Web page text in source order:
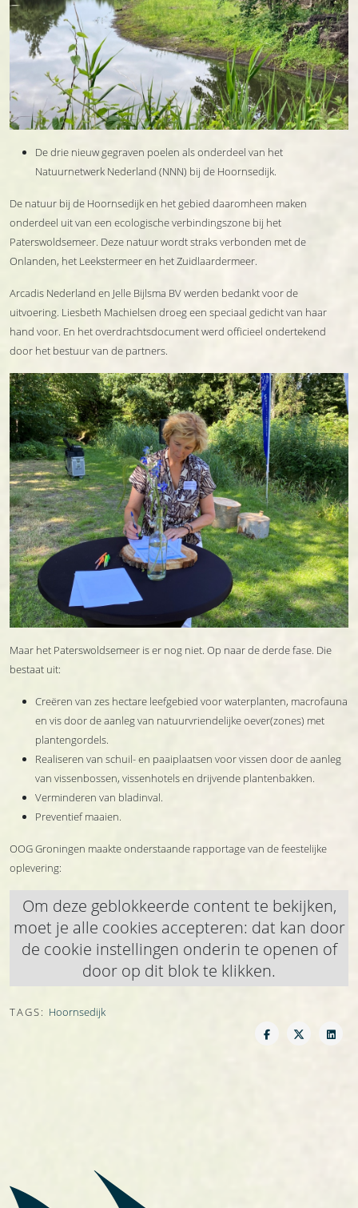
De drie nieuw gegraven poelen als onderdeel van het
Natuurnetwerk Nederland (NNN) bij de Hoornsedijk.
De natuur bij de Hoornsedijk en het gebied daaromheen maken
onderdeel uit van een ecologische verbindingszone bij het
Paterswoldsemeer. Deze natuur wordt straks verbonden met de
Onlanden, het Leekstermeer en het Zuidlaardermeer.
Arcadis Nederland en Jelle Bijlsma BV werden bedankt voor de
uitvoering. Liesbeth Machielsen droeg een speciaal gedicht van haar
hand voor. En het overdrachtsdocument werd officieel ondertekend
door het bestuur van de partners.
Maar het Paterswoldsemeer is er nog niet. Op naar de derde fase. Die
bestaat uit:
Creëren van zes hectare leefgebied voor waterplanten, macrofauna
en vis door de aanleg van natuurvriendelijke oever(zones) met
plantengordels.
Realiseren van schuil- en paaiplaatsen voor vissen door de aanleg
van vissenbossen, vissenhotels en drijvende plantenbakken.
Verminderen van bladinval.
Preventief maaien.
OOG Groningen maakte onderstaande rapportage van de feestelijke
oplevering:
Om deze geblokkeerde content te bekijken,
moet je alle cookies accepteren: dat kan door
de cookie instellingen onderin te openen of
door op dit blok te klikken.
TAGS: Hoornsedijk